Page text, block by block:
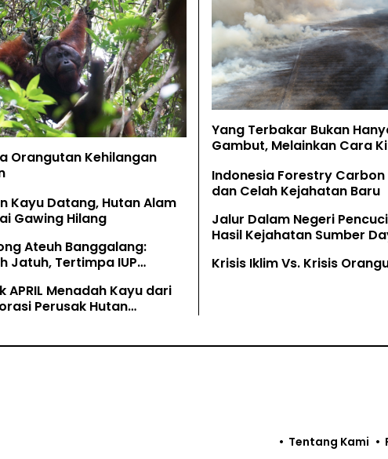
Orangutan Kehilangan
Kayu Datang, Hutan Alam
Gawing Hilang
Ateuh Banggalang:
Jatuh, Tertimpa IUP
APRIL Menadah Kayu dari
Perusak Hutan
Yang Terbakar Bukan
Gambut, Melainkan Cara
Indonesia Forestry Carbon
dan Celah Kejahatan Baru
Jalur Dalam Negeri
Hasil Kejahatan Sumber
Krisis Iklim Vs. Krisis
Tentang Kami